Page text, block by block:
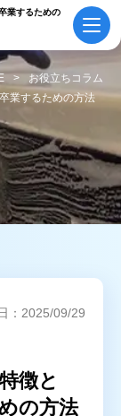
業するための
れ
質問
お役立ちコラム
業するための方法
：2025/09/29
徴と
の方法